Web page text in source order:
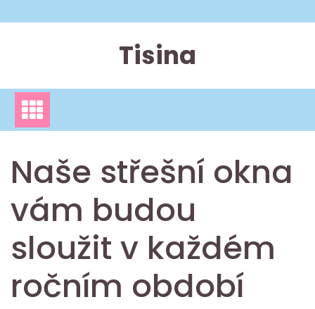
to
Tisina
Naše střešní okna
vám budou
sloužit v každém
ročním období